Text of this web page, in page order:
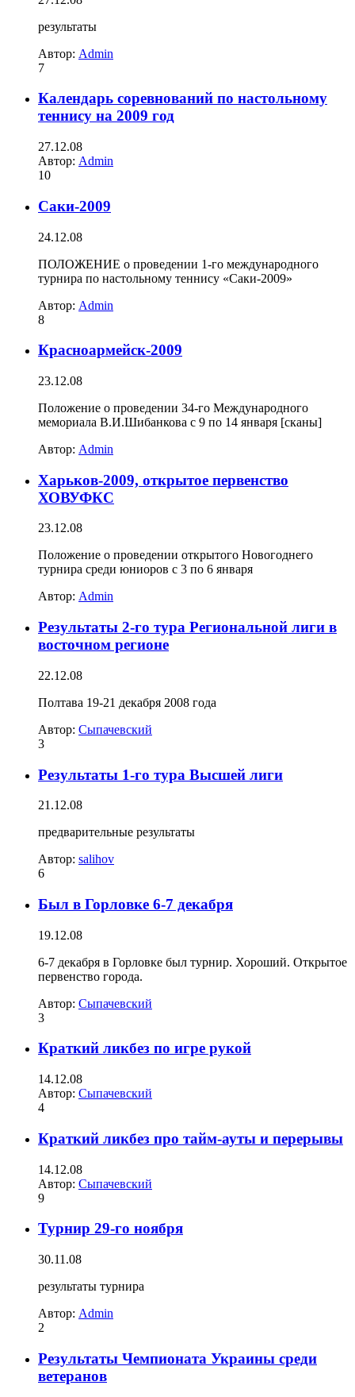
результаты
Автор: Admin
7
Календарь соревнований по настольному
теннису на 2009 год
27.12.08
Автор: Admin
10
Саки-2009
24.12.08
ПОЛОЖЕНИЕ о проведении 1-го международного
турнира по настольному теннису «Саки-2009»
Автор: Admin
8
Красноармейск-2009
23.12.08
Положение о проведении 34-го Международного
мемориала В.И.Шибанкова с 9 по 14 января [сканы]
Автор: Admin
Харьков-2009, открытое первенство
ХОВУФКС
23.12.08
Положение о проведении открытого Новогоднего
турнира среди юниоров с 3 по 6 января
Автор: Admin
Результаты 2-го тура Региональной лиги в
восточном регионе
22.12.08
Полтава 19-21 декабря 2008 года
Автор: Сыпачевский
3
Результаты 1-го тура Высшей лиги
21.12.08
предварительные результаты
Автор: salihov
6
Был в Горловке 6-7 декабря
19.12.08
6-7 декабря в Горловке был турнир. Хороший. Открытое
первенство города.
Автор: Сыпачевский
3
Краткий ликбез по игре рукой
14.12.08
Автор: Сыпачевский
4
Краткий ликбез про тайм-ауты и перерывы
14.12.08
Автор: Сыпачевский
9
Турнир 29-го ноября
30.11.08
результаты турнира
Автор: Admin
2
Результаты Чемпионата Украины среди
ветеранов